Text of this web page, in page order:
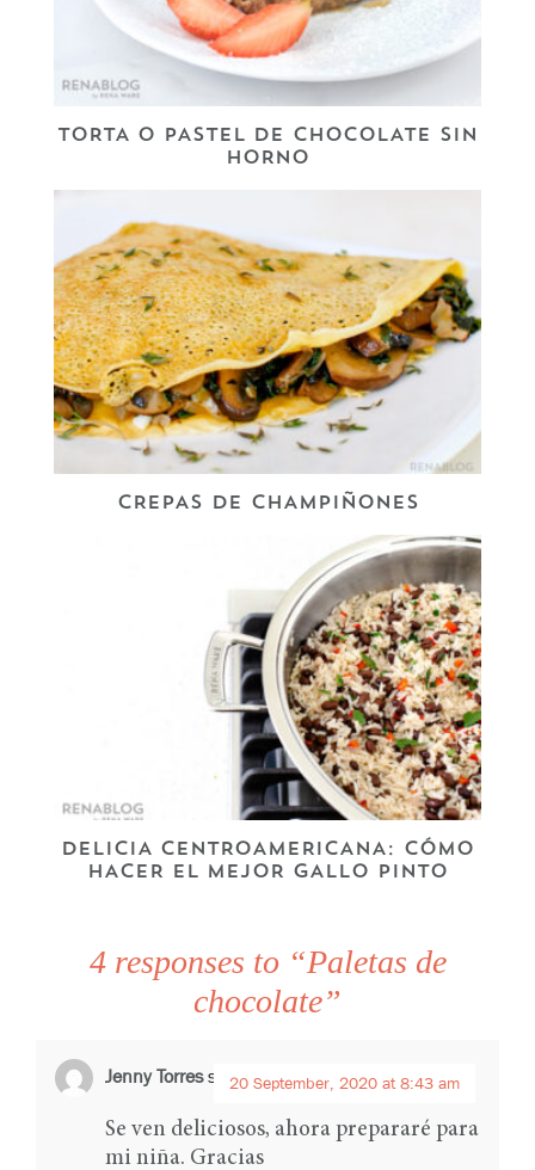
TORTA O PASTEL DE CHOCOLATE SIN
HORNO
CREPAS DE CHAMPIÑONES
DELICIA CENTROAMERICANA: CÓMO
HACER EL MEJOR GALLO PINTO
4 responses to “Paletas de
chocolate”
Jenny Torressays:20 September, 2020 at 8:43 am
Se ven deliciosos, ahora prepararé para
mi niña. Gracias